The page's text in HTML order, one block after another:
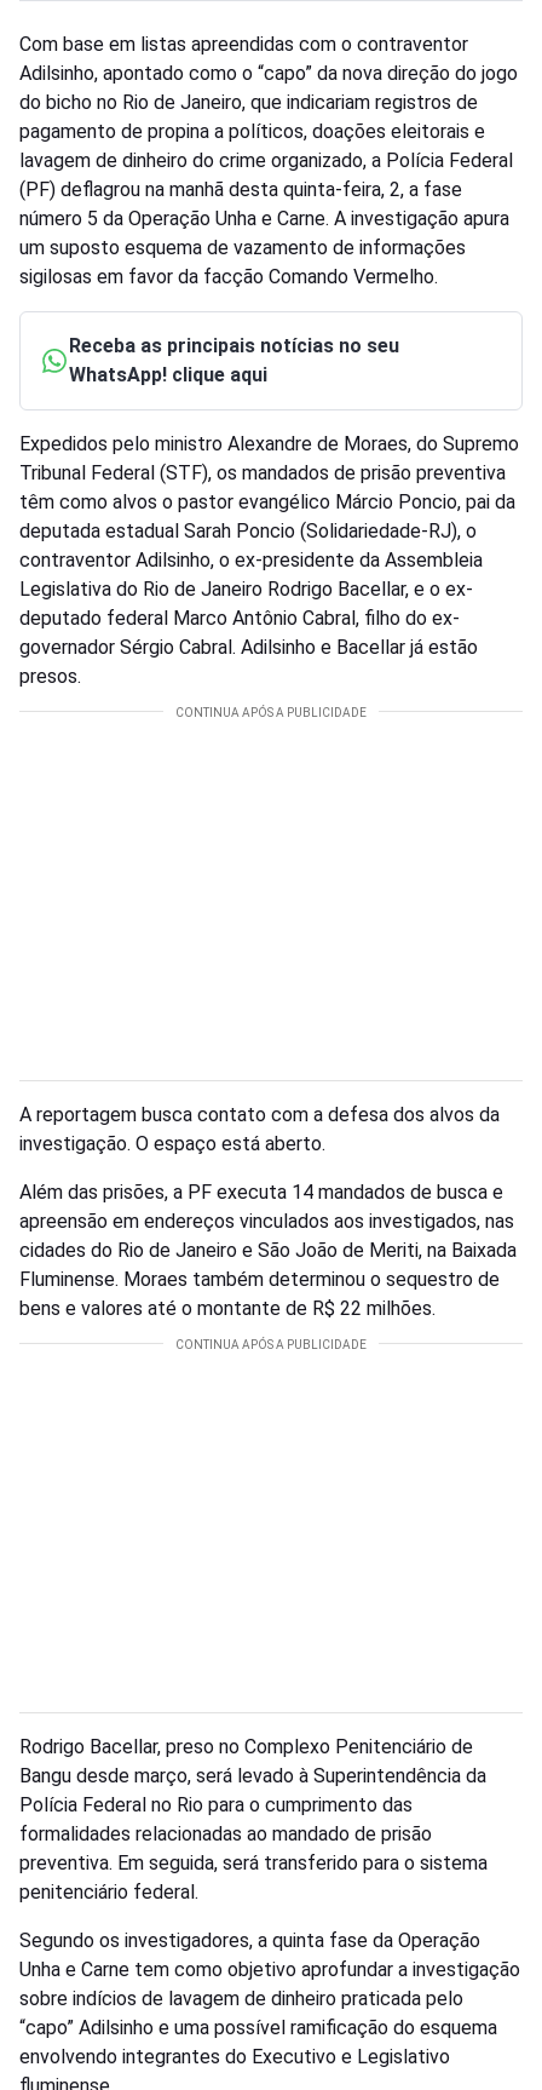
Com base em listas apreendidas com o contraventor
Adilsinho, apontado como o “capo” da nova direção do jogo
do bicho no Rio de Janeiro, que indicariam registros de
pagamento de propina a políticos, doações eleitorais e
lavagem de dinheiro do crime organizado, a Polícia Federal
(PF) deflagrou na manhã desta quinta-feira, 2, a fase
número 5 da Operação Unha e Carne. A investigação apura
um suposto esquema de vazamento de informações
sigilosas em favor da facção Comando Vermelho.
Receba as principais notícias no seu
WhatsApp! clique aqui
Expedidos pelo ministro Alexandre de Moraes, do Supremo
Tribunal Federal (STF), os mandados de prisão preventiva
têm como alvos o pastor evangélico Márcio Poncio, pai da
deputada estadual Sarah Poncio (Solidariedade-RJ), o
contraventor Adilsinho, o ex-presidente da Assembleia
Legislativa do Rio de Janeiro Rodrigo Bacellar, e o ex-
deputado federal Marco Antônio Cabral, filho do ex-
governador Sérgio Cabral. Adilsinho e Bacellar já estão
presos.
A reportagem busca contato com a defesa dos alvos da
investigação. O espaço está aberto.
Além das prisões, a PF executa 14 mandados de busca e
apreensão em endereços vinculados aos investigados, nas
cidades do Rio de Janeiro e São João de Meriti, na Baixada
Fluminense. Moraes também determinou o sequestro de
bens e valores até o montante de R$ 22 milhões.
Rodrigo Bacellar, preso no Complexo Penitenciário de
Bangu desde março, será levado à Superintendência da
Polícia Federal no Rio para o cumprimento das
formalidades relacionadas ao mandado de prisão
preventiva. Em seguida, será transferido para o sistema
penitenciário federal.
Segundo os investigadores, a quinta fase da Operação
Unha e Carne tem como objetivo aprofundar a investigação
sobre indícios de lavagem de dinheiro praticada pelo
“capo” Adilsinho e uma possível ramificação do esquema
envolvendo integrantes do Executivo e Legislativo